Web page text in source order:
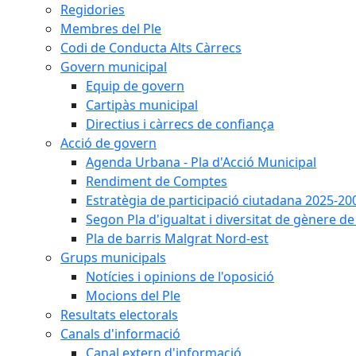
Regidories
Membres del Ple
Codi de Conducta Alts Càrrecs
Govern municipal
Equip de govern
Cartipàs municipal
Directius i càrrecs de confiança
Acció de govern
Agenda Urbana - Pla d'Acció Municipal
Rendiment de Comptes
Estratègia de participació ciutadana 2025-
Segon Pla d'igualtat i diversitat de gènere
Pla de barris Malgrat Nord-est
Grups municipals
Notícies i opinions de l'oposició
Mocions del Ple
Resultats electorals
Canals d'informació